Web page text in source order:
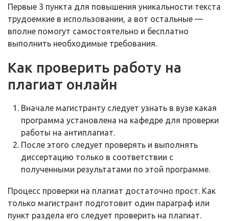
Первые 3 пункта для повышения уникальности текста
трудоемкие в использовании, а вот остальные —
вполне помогут самостоятельно и бесплатно
выполнить необходимые требования.
Как проверить работу на
плагиат онлайн
Вначале магистранту следует узнать в вузе какая
программа установлена на кафедре для проверки
работы на антиплагиат.
После этого следует проверять и выполнять
диссертацию только в соответствии с
полученными результатами по этой программе.
Процесс проверки на плагиат достаточно прост. Как
только магистрант подготовит один параграф или
пункт раздела его следует проверить на плагиат.